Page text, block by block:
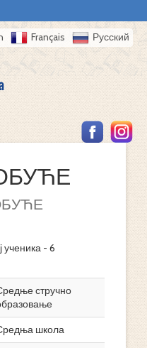
Français Русский
- 6
стручно
школа